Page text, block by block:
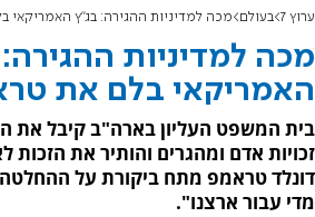
ערוץ 7 בעולם מכה למדיניות ההגירה: בג"ץ האמריקאי
מכה למדיניות
האמריקאי בלם את
בית המשפט העליון בארה"ב קיבל את
זכויות אדם ומהגרים והותיר את הזכות
דונלד טראמפ מתח ביקורת על ההחלטה
מדי עבור ארצנו".